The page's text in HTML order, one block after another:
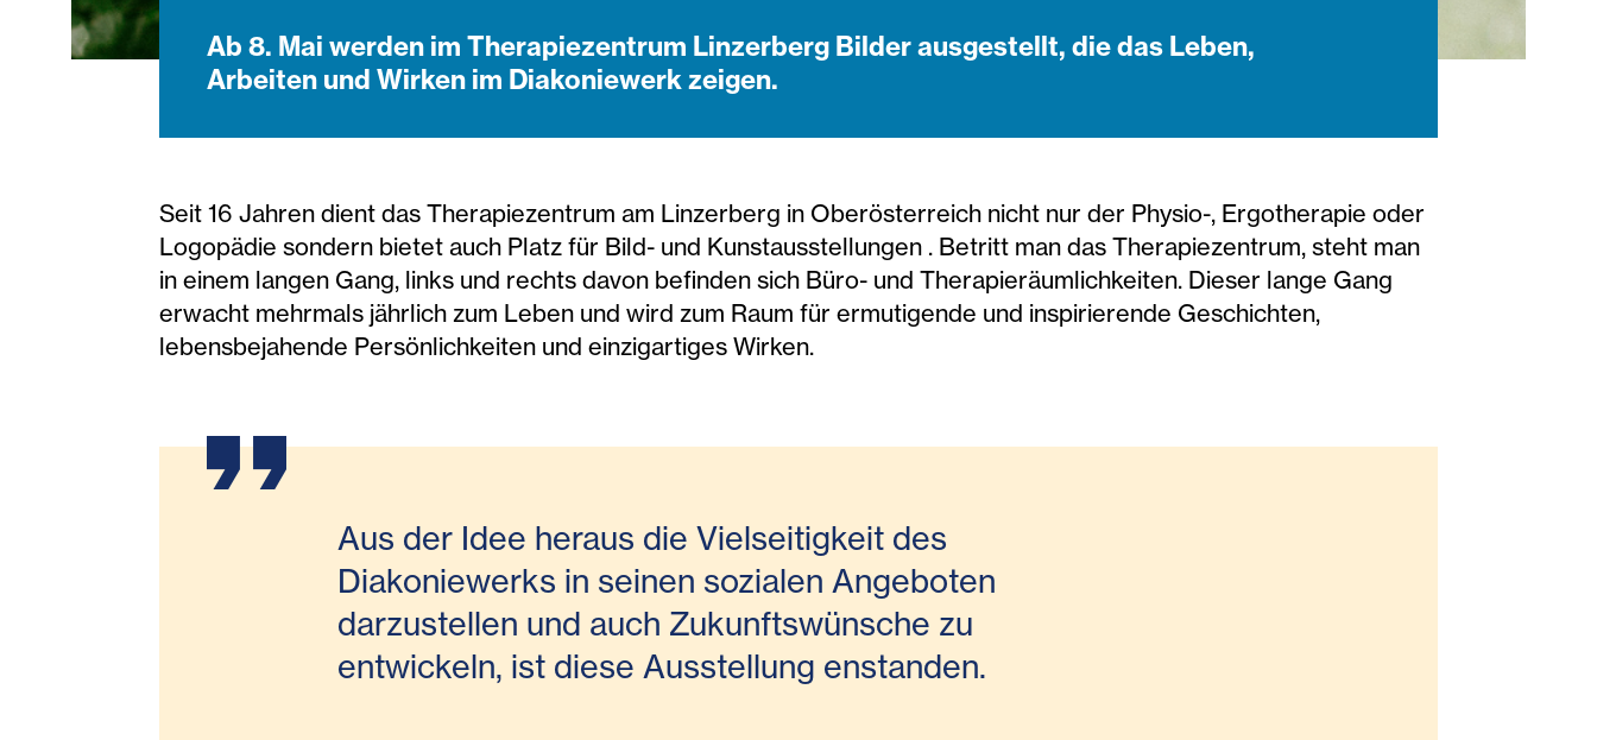
Ab 8. Mai werden im Therapiezentrum Linzerberg Bilder ausgestellt, die das Leben,
Arbeiten und Wirken im Diakoniewerk zeigen.
Seit 16 Jahren dient das Therapiezentrum am Linzerberg in Oberösterreich nicht nur der Physio-, Ergotherapie oder
Logopädie sondern bietet auch Platz für Bild- und Kunstausstellungen . Betritt man das Therapiezentrum, steht man
in einem langen Gang, links und rechts davon befinden sich Büro- und Therapieräumlichkeiten. Dieser lange Gang
erwacht mehrmals jährlich zum Leben und wird zum Raum für ermutigende und inspirierende Geschichten,
lebensbejahende Persönlichkeiten und einzigartiges Wirken.
Aus der Idee heraus die Vielseitigkeit des
Diakoniewerks in seinen sozialen Angeboten
darzustellen und auch Zukunftswünsche zu
entwickeln, ist diese Ausstellung enstanden.